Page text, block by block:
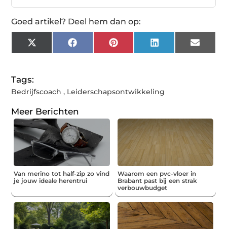
Goed artikel? Deel hem dan op:
X
(Twitter)
FacebookPinterestLinkedInEmail
Tags:
Bedrijfscoach , Leiderschapsontwikkeling
Meer Berichten
Van merino tot half-zip zo vind
je jouw ideale herentrui
Waarom een pvc-vloer in
Brabant past bij een strak
verbouwbudget